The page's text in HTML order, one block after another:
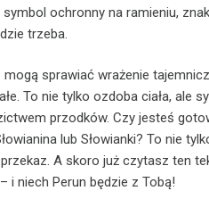
ochronny na ramieniu,
trzeba.
sprawiać wrażenie
To nie tylko ozdoba ciała, ale
przodków. Czy jesteś
lub Słowianki? To nie
A skoro już czytasz ten
i niech Perun będzie z Tobą!